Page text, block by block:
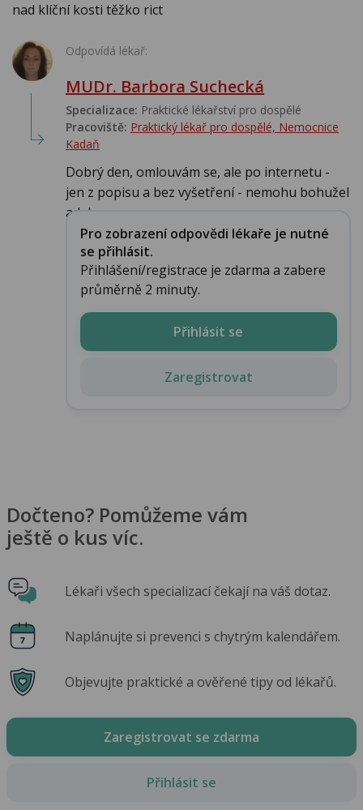
nad klíční kosti těžko rict
Odpovídá lékař:
MUDr. Barbora Suchecká
Specializace: Praktické lékařství pro dospělé
Pracoviště: Praktický lékař pro dospělé, Nemocnice
Kadaň
Dobrý den, omlouvám se, ale po internetu -
jen z popisu a bez vyšetření - nemohu bohužel
adekv...
Pro zobrazení odpovědi lékaře je nutné
se přihlásit.
Přihlášení/registrace je zdarma a zabere
průměrně 2 minuty.
Přihlásit se
Zaregistrovat
Dočteno? Pomůžeme vám
ještě o kus víc.
Lékaři všech specializací čekají na váš dotaz.
Naplánujte si prevenci s chytrým kalendářem.
Objevujte praktické a ověřené tipy od lékařů.
Zaregistrovat se zdarma
Přihlásit se